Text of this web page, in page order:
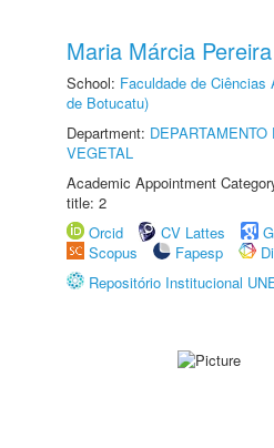
Maria Márcia
School: Faculdade de Ciências
de Botucatu)
Department:
VEGETAL
Academic Appointment
title: 2
Orcid
CV Lattes
Scopus
Fapesp
Repositório Institucional